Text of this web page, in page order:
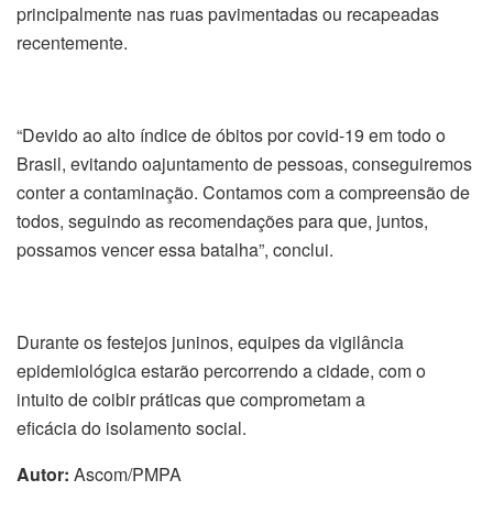
principalmente nas ruas pavimentadas ou recapeadas
recentemente.
“Devido ao alto índice de óbitos por covid-19 em todo o
Brasil, evitando oajuntamento de pessoas, conseguiremos
conter a contaminação. Contamos com a compreensão de
todos, seguindo as recomendações para que, juntos,
possamos vencer essa batalha”, conclui.
Durante os festejos juninos, equipes da vigilância
epidemiológica estarão percorrendo a cidade, com o
intuito de coibir práticas que comprometam a
eficácia do isolamento social.
Autor: Ascom/PMPA